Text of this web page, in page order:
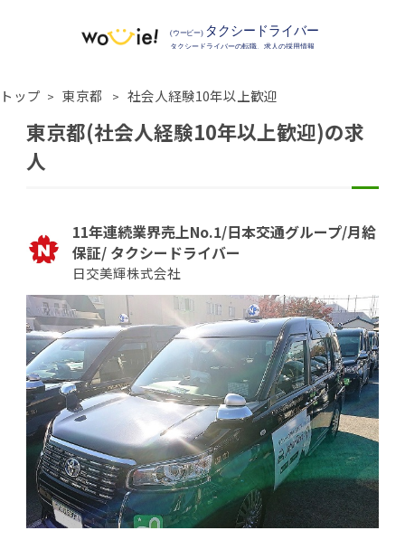
トップ 東京都 社会人経験10年以上歓迎
東京都(社会人経験10年以上歓迎)の求
人
11年連続業界売上No.1/日本交通グループ/月給
保証/ タクシードライバー
日交美輝株式会社